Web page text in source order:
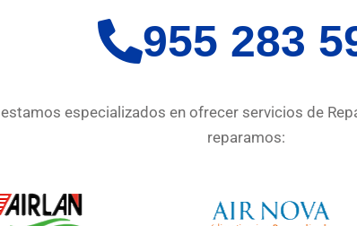
955 283
estamos especializados en ofrecer servicios de
reparamos: